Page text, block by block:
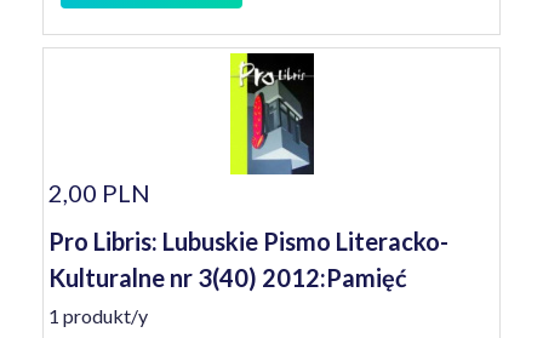
2,00 PLN
Pro Libris: Lubuskie Pismo Literacko-
Kulturalne nr 3(40) 2012:Pamięć
1 produkt/y